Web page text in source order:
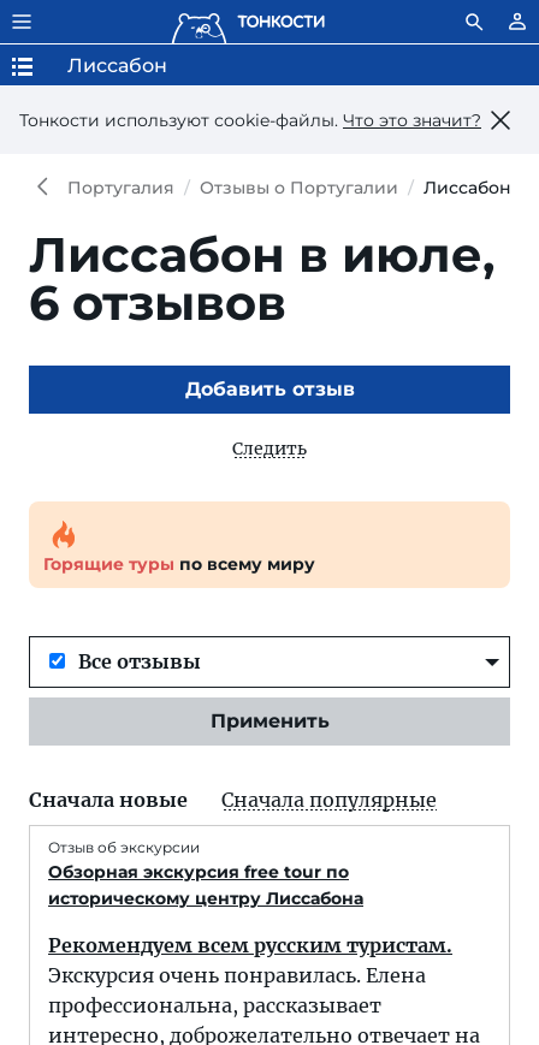
Тонкости используют сookie-файлы. Что это значит?
Лиссабон
Португалия Отзывы о Португалии Лиссабон в
Лиссабон в июле,
6 отзывов
Добавить отзыв
Следить
Горящие туры по всему миру
Все отзывы
Применить
Сначала новые Сначала популярные
Отзыв об экскурсии
Обзорная экскурсия free tour по
историческому центру Лиссабона
Рекомендуем всем русским туристам.
Экскурсия очень понравилась. Елена
профессиональна, рассказывает
интересно, доброжелательно отвечает на